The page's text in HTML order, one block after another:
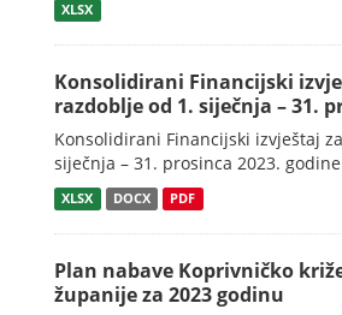
XLSX
Konsolidirani Financijski
razdoblje od 1. siječnja – 31.
Konsolidirani Financijski izvještaj
siječnja – 31. prosinca 2023. godine
XLSX DOCX PDF
Plan nabave Koprivničko
županije za 2023 godinu